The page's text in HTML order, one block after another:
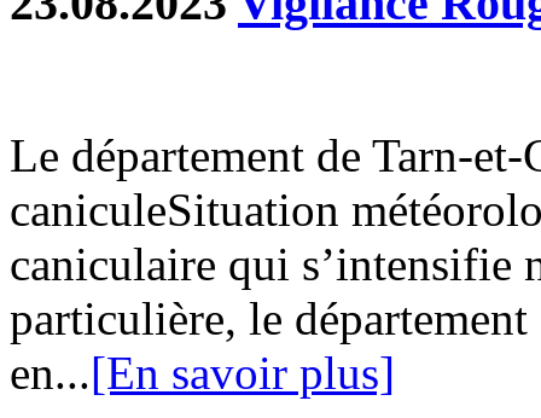
Le département de Tarn-
caniculeSituation
caniculaire qui s’intensifie
particulière, le
en...[En savoir plus]